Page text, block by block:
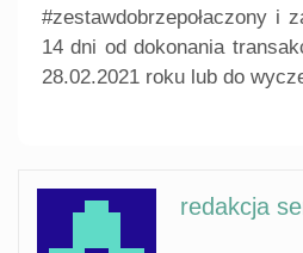
#zestawdobrzepołaczony i
14 dni od dokonania
28.02.2021 roku lub do
redakcja